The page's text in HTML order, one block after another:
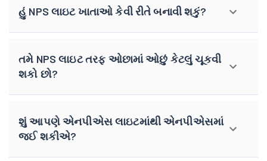
હું NPS લાઇટ ખાતાઓ કેવી રીતે બનાવી શકું?
તમે NPS લાઇટ તરફ ઓછામાં ઓછું કેટલું ચૂકવી
શકો છો?
શું આપણે એનપીએસ લાઇટમાંથી એનપીએસમાં
જઈ શકીએ?